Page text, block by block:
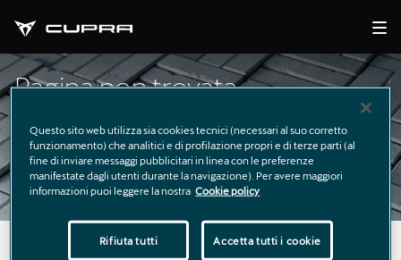
Pagina non trovata
La pagina richiesta non è stata trovata.
Questo sito web utilizza sia cookies tecnici (necessari al suo corretto
funzionamento) che analitici e di profilazione propri e di terze parti (al
fine di inviare messaggi pubblicitari in linea con le preferenze
manifestate dagli utenti durante la navigazione). Per avere maggiori
informazioni puoi leggere la nostra Cookie policy
Rifiuta tutti Accetta tutti i cookie